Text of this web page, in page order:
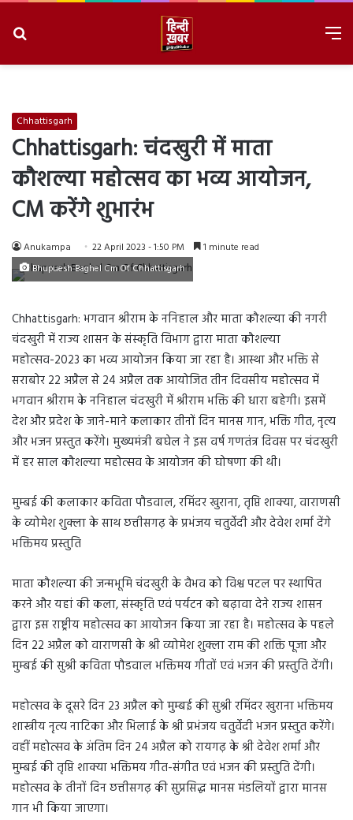
Chhattisgarh
Chhattisgarh: चंदखुरी में माता
कौशल्या महोत्सव का भव्य आयोजन,
CM करेंगे शुभारंभ
Anukampa 22 April 2023 - 1:50 PM 1 minute read
Bhupuesh Baghel Cm Of Chhattisgarh
Chhattisgarh: भगवान श्रीराम के ननिहाल और माता कौशल्या की नगरी
चंदखुरी में राज्य शासन के संस्कृति विभाग द्वारा माता कौशल्या
महोत्सव-2023 का भव्य आयोजन किया जा रहा है। आस्था और भक्ति से
सराबोर 22 अप्रैल से 24 अप्रैल तक आयोजित तीन दिवसीय महोत्सव में
भगवान श्रीराम के ननिहाल चंदखुरी में श्रीराम भक्ति की धारा बहेगी। इसमें
देश और प्रदेश के जाने-माने कलाकार तीनों दिन मानस गान, भक्ति गीत, नृत्य
और भजन प्रस्तुत करेंगे। मुख्यमंत्री बघेल ने इस वर्ष गणतंत्र दिवस पर चंदखुरी
में हर साल कौशल्या महोत्सव के आयोजन की घोषणा की थी।
मुम्बई की कलाकार कविता पौडवाल, रमिंदर खुराना, तृप्ति शाक्या, वाराणसी
के व्योमेश शुक्ला के साथ छत्तीसगढ़ के प्रभंजय चतुर्वेदी और देवेश शर्मा देंगे
भक्तिमय प्रस्तुति
माता कौशल्या की जन्मभूमि चंदखुरी के वैभव को विश्व पटल पर स्थापित
करने और यहां की कला, संस्कृति एवं पर्यटन को बढ़ावा देने राज्य शासन
द्वारा इस राष्ट्रीय महोत्सव का आयोजन किया जा रहा है। महोत्सव के पहले
दिन 22 अप्रैल को वाराणसी के श्री व्योमेश शुक्ला राम की शक्ति पूजा और
मुम्बई की सुश्री कविता पौडवाल भक्तिमय गीतों एवं भजन की प्रस्तुति देंगी।
महोत्सव के दूसरे दिन 23 अप्रैल को मुम्बई की सुश्री रमिंदर खुराना भक्तिमय
शास्त्रीय नृत्य नाटिका और भिलाई के श्री प्रभंजय चतुर्वेदी भजन प्रस्तुत करेंगे।
वहीं महोत्सव के अंतिम दिन 24 अप्रैल को रायगढ़ के श्री देवेश शर्मा और
मुम्बई की तृप्ति शाक्या भक्तिमय गीत-संगीत एवं भजन की प्रस्तुति देंगी।
महोत्सव के तीनों दिन छत्तीसगढ़ की सुप्रसिद्ध मानस मंडलियों द्वारा मानस
गान भी किया जाएगा।